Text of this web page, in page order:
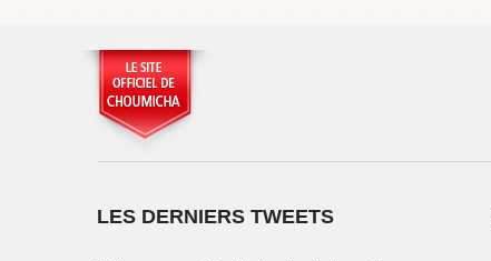
LES DERNIERS TWEETS